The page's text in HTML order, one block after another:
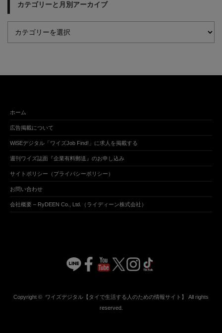
カテゴリーと月別アーカイブ
ホーム
広告掲載について
WiSEデジタル「ワイズJob Find!」に求人を掲載する
週刊ワイズ誌面『企業有料郵送』のお申し込み
サイトポリシー（プライバシーポリシー）
お問い合わせ
会社概要 – RyDEEN Co., Ltd.（ライディーン株式会社）
Copyright © ワイズデジタル【タイで生活する人のための情報サイト】
All rights
reserved.